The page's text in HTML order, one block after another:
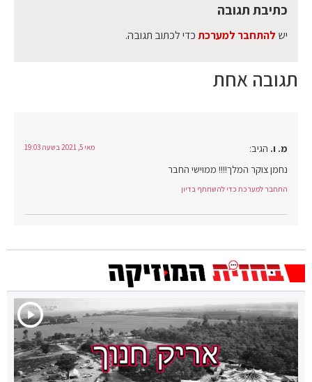
תגובה אחת
מ. ו. הגיב: מאי 5, 2021 בשעה 19:03
נחמן צוקר המלך!!!! ממוישי החבר
התחבר למערכת כדי להשתתף בדיון
כתיבת תגובה
יש להתחבר למערכתכדי לכתוב תגובה.